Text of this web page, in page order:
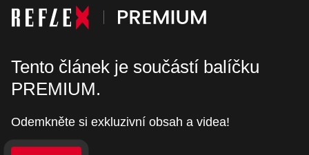
Tento článek je součástí balíčku
PREMIUM.
Odemkněte si exkluzivní obsah a videa!